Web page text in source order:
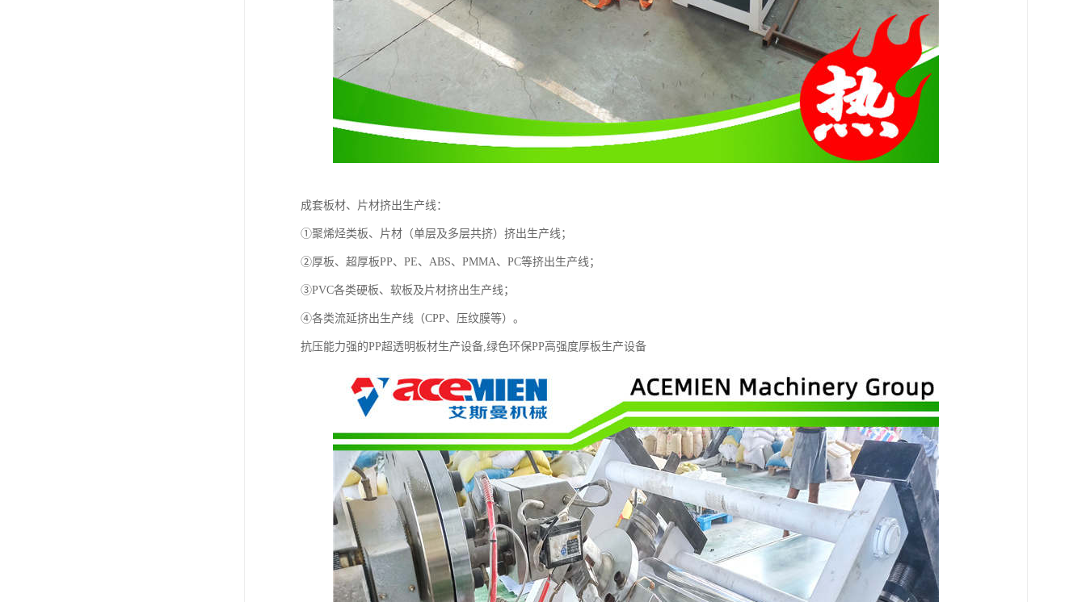
成套板材、片材挤出生产线：
①聚烯烃类板、片材（单层及多层共挤）挤出生产线；
②厚板、超厚板PP、PE、ABS、PMMA、PC等挤出生产线；
③PVC各类硬板、软板及片材挤出生产线；
④各类流延挤出生产线（CPP、压纹膜等）。
抗压能力强的PP超透明板材生产设备,绿色环保PP高强度厚板生产设备